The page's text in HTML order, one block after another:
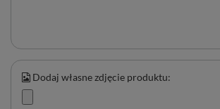
Dodaj własne zdjęcie produktu: